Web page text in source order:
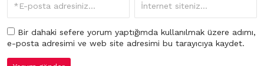
Bir dahaki sefere yorum yaptığımda kullanılmak üzere adımı,
e-posta adresimi ve web site adresimi bu tarayıcıya kaydet.